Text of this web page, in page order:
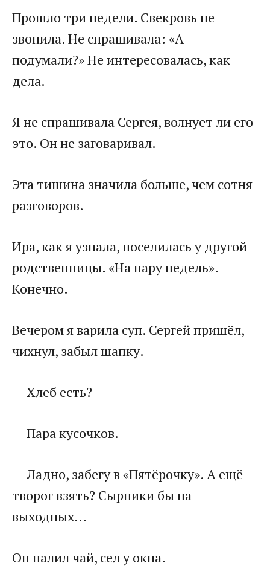
Прошло три недели. Свекровь не
звонила. Не спрашивала: «А
подумали?» Не интересовалась, как
дела.
Я не спрашивала Сергея, волнует ли его
это. Он не заговаривал.
Эта тишина значила больше, чем сотня
разговоров.
Ира, как я узнала, поселилась у другой
родственницы. «На пару недель».
Конечно.
Вечером я варила суп. Сергей пришёл,
чихнул, забыл шапку.
— Хлеб есть?
— Пара кусочков.
— Ладно, забегу в «Пятёрочку». А ещё
творог взять? Сырники бы на
выходных…
Он налил чай, сел у окна.